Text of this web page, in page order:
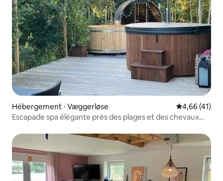
Hébergement ⋅ Væggerløse Évaluation
4,66 (41)
Escapade spa élégante près des plages et des chevaux